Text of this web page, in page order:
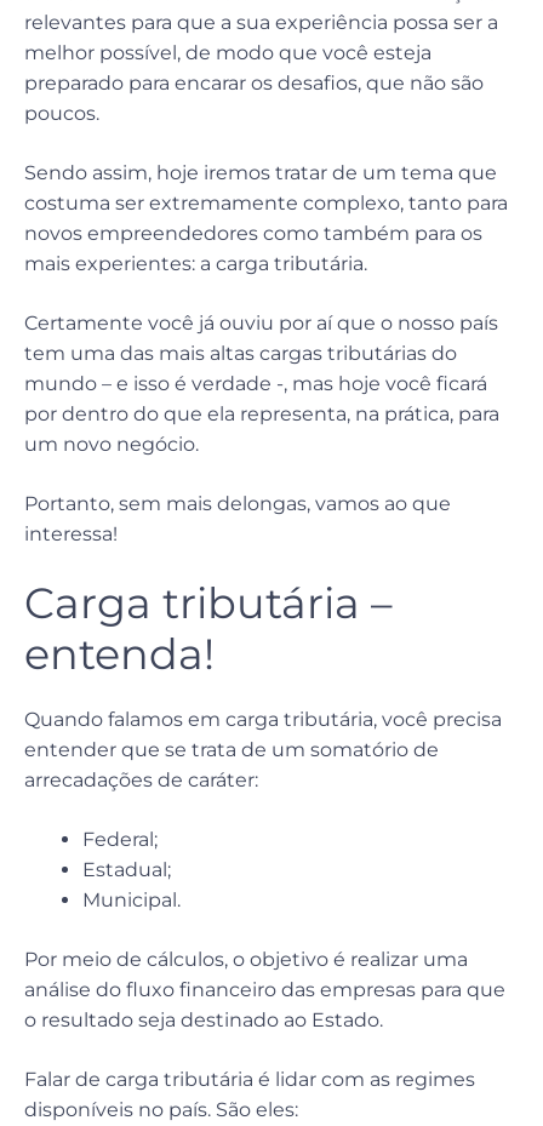
relevantes para que a sua experiência possa ser a
melhor possível, de modo que você esteja
preparado para encarar os desafios, que não são
poucos.
Sendo assim, hoje iremos tratar de um tema que
costuma ser extremamente complexo, tanto para
novos empreendedores como também para os
mais experientes: a carga tributária.
Certamente você já ouviu por aí que o nosso país
tem uma das mais altas cargas tributárias do
mundo – e isso é verdade -, mas hoje você ficará
por dentro do que ela representa, na prática, para
um novo negócio.
Portanto, sem mais delongas, vamos ao que
interessa!
Carga tributária –
entenda!
Quando falamos em carga tributária, você precisa
entender que se trata de um somatório de
arrecadações de caráter:
Federal;
Estadual;
Municipal.
Por meio de cálculos, o objetivo é realizar uma
análise do fluxo financeiro das empresas para que
o resultado seja destinado ao Estado.
Falar de carga tributária é lidar com as regimes
disponíveis no país. São eles: